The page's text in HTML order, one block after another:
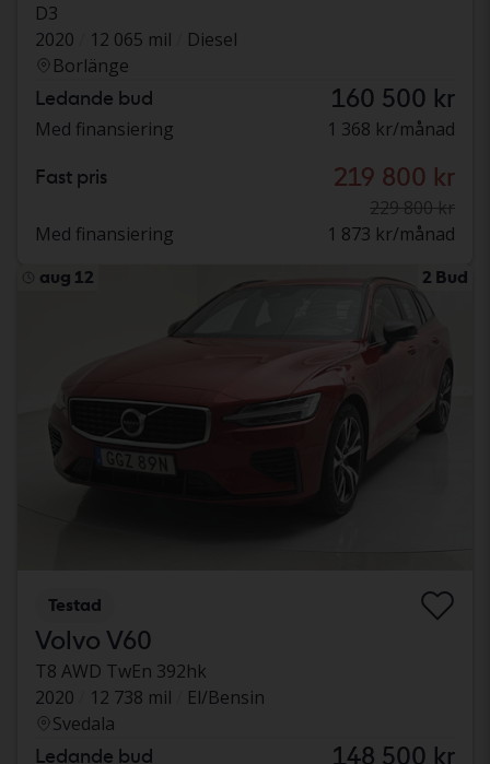
D3
2020
12 065 mil
Diesel
Borlänge
Ledande bud 160 500 kr
Med finansiering 1 368 kr/månad
Fast pris 219 800 kr
229 800 kr
Med finansiering
1 873 kr/månad
aug 12 2 Bud
Testad
Volvo V60
T8 AWD TwEn 392hk
2020
12 738 mil
El/Bensin
Svedala
Ledande bud 148 500 kr